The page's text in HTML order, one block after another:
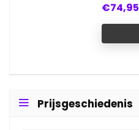
€74,95
Prijsgeschiedenis